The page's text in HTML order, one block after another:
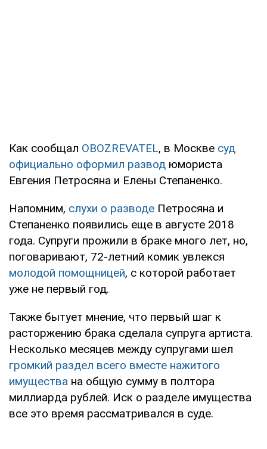
Как сообщал OBOZREVATEL, в Москве суд
официально оформил развод юмориста
Евгения Петросяна и Елены Степаненко.
Напомним, слухи о разводе Петросяна и
Степаненко появились еще в августе 2018
года. Супруги прожили в браке много лет, но,
поговаривают, 72-летний комик увлекся
молодой помощницей, с которой работает
уже не первый год.
Также бытует мнение, что первый шаг к
расторжению брака сделала супруга артиста.
Несколько месяцев между супругами шел
громкий раздел всего вместе нажитого
имущества на общую сумму в полтора
миллиарда рублей. Иск о разделе имущества
все это время рассматривался в суде.